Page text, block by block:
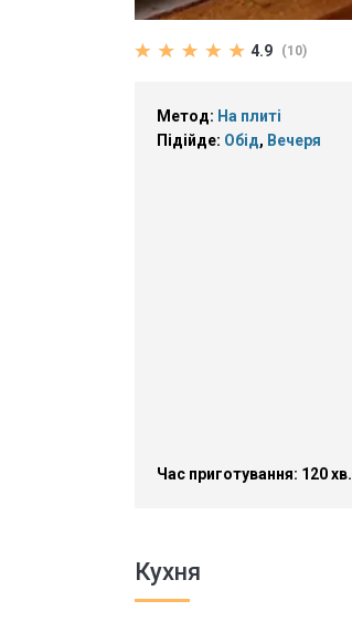
4.9 (10)
Метод: На плиті
Підійде: Обід, Вечеря
Час приготування: 120 хв.
Кухня